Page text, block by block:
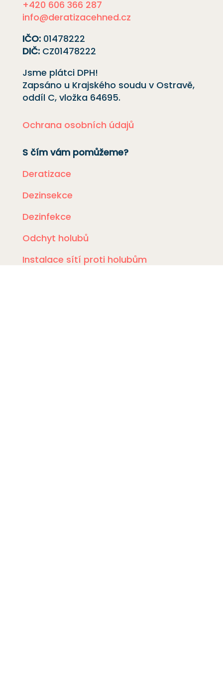
+420 606 366 287
info@deratizacehned.cz
IČO: 01478222
DIČ: CZ01478222
Jsme plátci DPH!
Zapsáno u Krajského soudu v Ostravě,
oddíl C, vložka 64695.
Ochrana osobních údajů
S čím vám pomůžeme?
Deratizace
Dezinsekce
Dezinfekce
Odchyt holubů
Instalace sítí proti holubům